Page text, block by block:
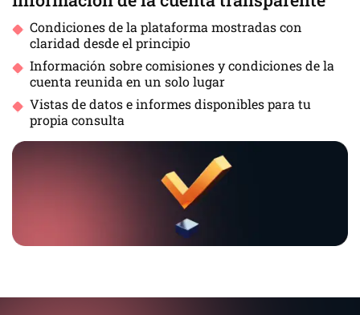
Condiciones de la plataforma mostradas con
claridad desde el principio
Información sobre comisiones y condiciones de la
cuenta reunida en un solo lugar
Vistas de datos e informes disponibles para tu
propia consulta